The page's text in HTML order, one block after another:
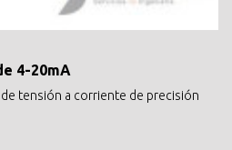
4-20mA
tensión a corriente de precisión